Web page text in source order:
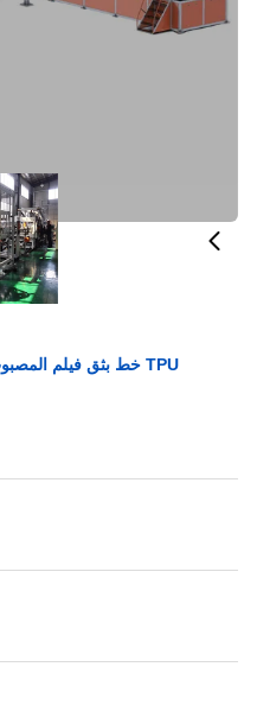
TPU خط بثق فيلم المصبوب للأحذية القابلة للنفخ المواد الداخلية